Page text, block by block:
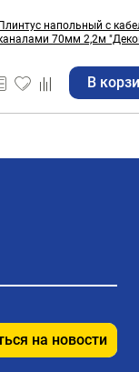
Плинтус напольный с
70мм 2,2м "Деконика"
В
на новости